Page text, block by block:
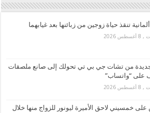
تنقذ حياة زوجين من زبائنها بعد غيابهما
2026
من تشات جي بي تي تحولك إلى صانع ملصقات
على “واتساب”
2026
خمسيني لاحق الأميرة ليونور للزواج منها خلال